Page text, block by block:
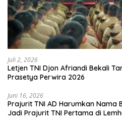
Juli 2, 2026
Letjen TNI Djon Afriandi Bekali
Prasetya Perwira 2026
Juni 16, 2026
Prajurit TNI AD Harumkan Nama
Jadi Prajurit TNI Pertama di